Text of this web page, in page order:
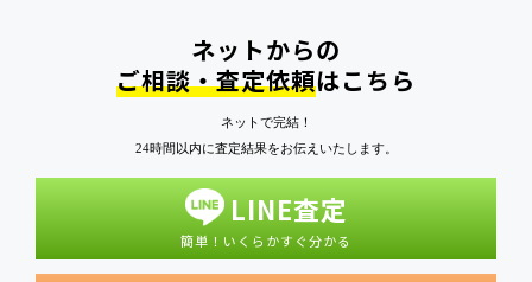
ネットからの
ご相談・査定依頼はこちら
ネットで完結！
24時間以内に査定結果をお伝えいたします。
LINE査定
簡単！いくらかすぐ分かる